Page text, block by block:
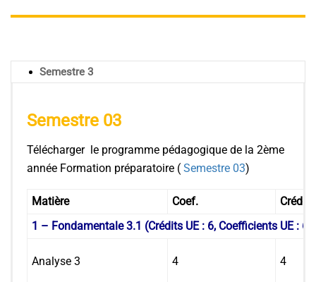
Semestre 3
Semestre 03
Télécharger le programme pédagogique de la 2ème
année Formation préparatoire ( Semestre 03)
Matière Coef.
Créd.
1 – Fondamentale 3.1 (Crédits UE : 6, Coefficients UE : 6)
Analyse 3 4 4